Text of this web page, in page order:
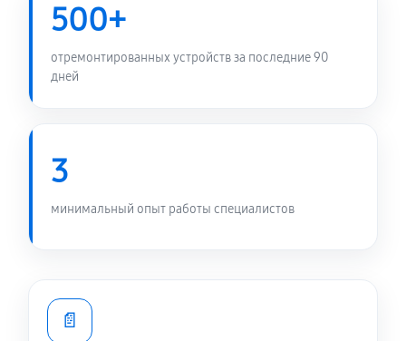
500+
отремонтированных устройств за последние 90
дней
3
минимальный опыт работы специалистов
📄